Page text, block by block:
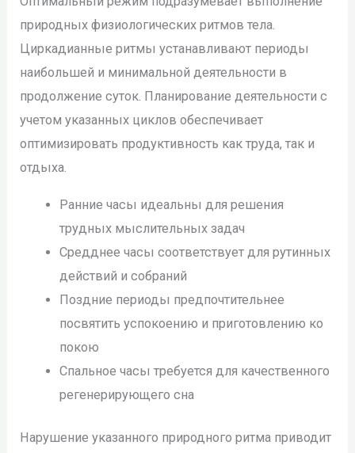
природных физиологических ритмов тела.
Циркадианные ритмы устанавливают периоды
наибольшей и минимальной деятельности в
продолжение суток. Планирование деятельности с
учетом указанных циклов обеспечивает
оптимизировать продуктивность как труда, так и
отдыха.
Ранние часы идеальны для решения
трудных мыслительных задач
Средднее часы соответствует для рутинных
действий и собраний
Поздние периоды предпочтительнее
посвятить успокоению и приготовлению ко
покою
Спальное часы требуется для качественного
регенерирующего сна
Нарушение указанного природного ритма приводит